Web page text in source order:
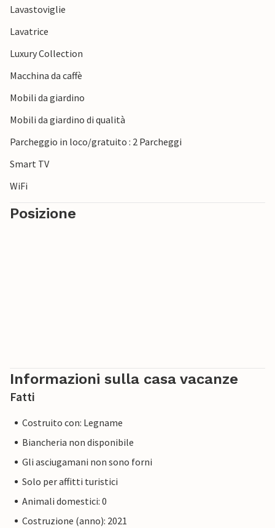
vostri bambini lo adoreranno e si divertiranno sulle
giostre.
Buona vacanza!
Lavastoviglie
Lavatrice
Luxury Collection
Macchina da caffè
Mobili da giardino
Mobili da giardino di qualità
Parcheggio in loco/gratuito : 2 Parcheggi
Smart TV
WiFi
Posizione
Informazioni sulla casa vacanze
Fatti
Costruito con: Legname
Biancheria non disponibile
Gli asciugamani non sono forni
Solo per affitti turistici
Animali domestici: 0
Costruzione (anno): 2021